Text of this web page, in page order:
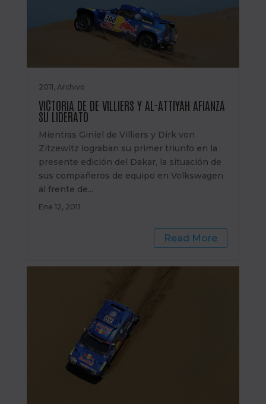
2011, Archivo
VICTORIA DE DE VILLIERS Y AL-ATTIYAH AFIANZA
SU LIDERATO
Mientras Giniel de Villiers y Dirk von
Zitzewitz lograban su primer triunfo en la
presente edición del Dakar, la situación de
sus compañeros de equipo en Volkswagen
al frente de...
Ene 12, 2011
Read More